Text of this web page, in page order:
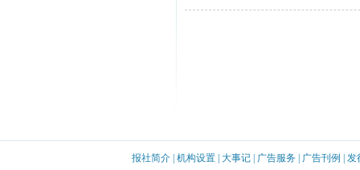
报社简介 机构设置 大事记 广告服务 广告刊例 发